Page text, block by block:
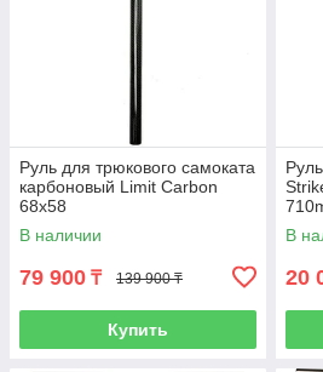
Руль для трюкового самоката
карбоновый Limit Carbon
68x58
В наличии
79 900 ₸ 139 900 ₸
Купить
В
20